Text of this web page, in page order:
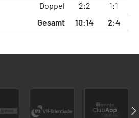
Doppel 2:2 1:1
Gesamt
10:14 2:4